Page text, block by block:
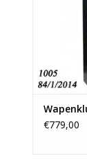
€779,00